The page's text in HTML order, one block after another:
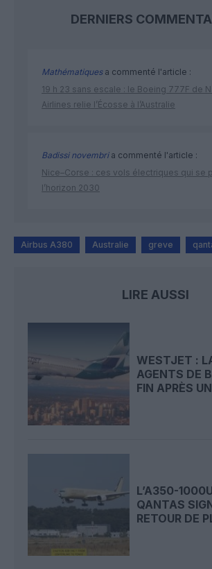
DERNIERS
Mathématiquesa commenté l'article :
19 h 23 sans escale : le Boeing 777F de
Airlines relie l’Écosse à l’Australie
Badissi novembria commenté l'article :
Nice–Corse : ces vols électriques qui se
l’horizon 2030
Airbus A380 Australie greve
LIRE AUSSI
WESTJET :
AGENTS DE
FIN APRÈS
L’A350-
QANTAS
RETOUR DE